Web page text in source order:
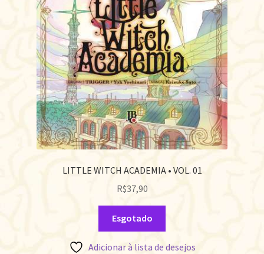
LITTLE WITCH ACADEMIA • VOL. 01
R$37,90
Esgotado
Adicionar à lista de desejos